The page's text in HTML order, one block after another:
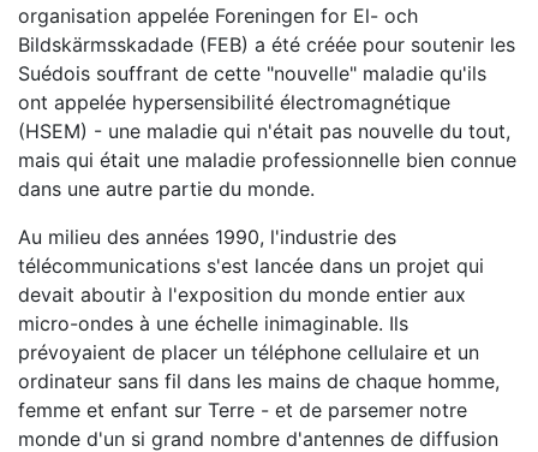
organisation appelée Foreningen for El- och
Bildskärmsskadade (FEB) a été créée pour soutenir les
Suédois souffrant de cette "nouvelle" maladie qu'ils
ont appelée hypersensibilité électromagnétique
(HSEM) - une maladie qui n'était pas nouvelle du tout,
mais qui était une maladie professionnelle bien connue
dans une autre partie du monde.
Au milieu des années 1990, l'industrie des
télécommunications s'est lancée dans un projet qui
devait aboutir à l'exposition du monde entier aux
micro-ondes à une échelle inimaginable. Ils
prévoyaient de placer un téléphone cellulaire et un
ordinateur sans fil dans les mains de chaque homme,
femme et enfant sur Terre - et de parsemer notre
monde d'un si grand nombre d'antennes de diffusion